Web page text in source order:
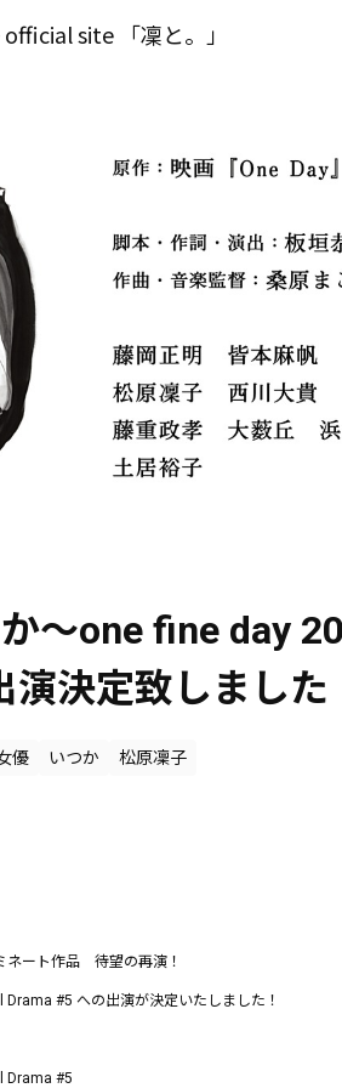
site 「凜と。」
〜one fine day
演決定致しました
優 いつか 松原凜子
ネート作品 待望の再演！
Drama #5 への出演が決定いたしました！
Drama #5